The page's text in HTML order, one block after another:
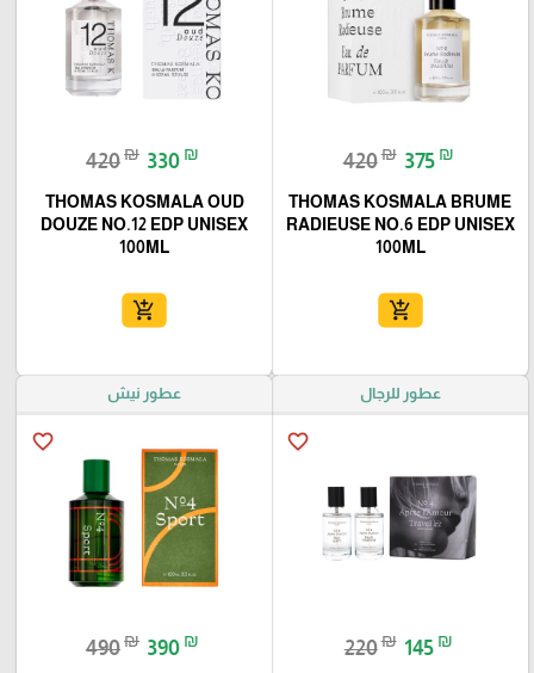
420₪ 375 ₪
THOMAS KOSMALA BRUME
RADIEUSE NO.6 EDP UNISEX
100ML
add_shopping_cart
420₪ 330 ₪
THOMAS KOSMALA OUD
DOUZE NO.12 EDP UNISEX
100ML
add_shopping_cart
عطور للرجال
favorite_border
220₪ 145 ₪
عطور نيش
favorite_border
490₪ 390 ₪